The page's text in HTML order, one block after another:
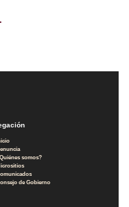
somos?
de Gobierno